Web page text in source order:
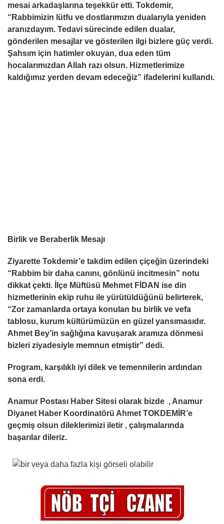
mesai arkadaş larına teşekkür etti. Tokdemir,
“Rabbimizin lütfu ve dostlarımızın dualarıyla yeniden
aranızdayım. Tedavi sürecinde edilen dualar,
gönderilen mesajlar ve gösterilen ilgi bizlere güç verdi.
Şahsım için hatimler okuyan, dua eden tüm
hocalarımızdan Allah razı olsun. Hizmetlerimize
kaldığımız yerden devam edeceğiz” ifadelerini kullandı.
Birlik ve Beraberlik Mesajı
Ziyarette Tokdemir’e takdim edilen çiçeğin üzerindeki
“Rabbim bir daha canını, gönlünü incitmesin” notu
dikkat çekti.
lçe Müftüsü Mehmet F İDAN ise din
hizmetlerinin ekip ruhu ile yürütüldüğünü belirterek,
“Zor zamanlarda ortaya konulan bu birlik ve vefa
tablosu, kurum kültürümüzün en güzel yansımasıdır.
Ahmet Bey’in sağ lığına kavuşarak aramıza dönmesi
bizleri ziyadesiyle memnun etmiştir” dedi.
Program, karşılıklı iyi dilek ve temennilerin ardından
sona erdi.
Anamur Postası Haber Sitesi olarak bizde , Anamur
Diyanet Haber Koordinatörü Ahmet TOKDEM İR’e
geçmiş olsun dileklerimizi iletir , çalışmalarında
başarılar dileriz.